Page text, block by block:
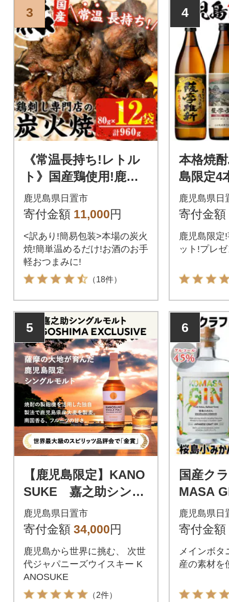
3
《常温長持ち!レトル
ト》国産鶏使用!鹿児
島の鶏刺し専門店の鶏
の炭火焼き(80g×12
鹿児島県日置市
寄付金額 11,000円
<訳あり!簡易包装>本場の炭火
焼!簡単温めるだけ!お酒のお手
軽おつまみに!
（18件）
4
本格焼
島限定4
0ml)
鹿児島県日
寄付金額
鹿児島限定
ット!プレ
5
【鹿児島限定】KANO
SUKE 嘉之助シング
ルモルト KAGOSHI
MA EXCLUSIVE
鹿児島県日置市
寄付金額 34,000円
鹿児島から世界に挑む、 次世
代ジャパニーズウイスキー K
ANOSUKE
（2件）
6
国産ク
MASA
小みか
セット
鹿児島県日
寄付金額
メインボタ
産の素材を